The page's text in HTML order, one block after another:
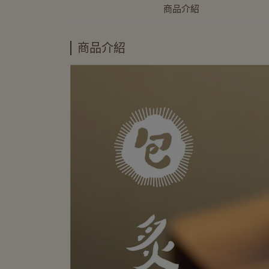
商品介紹
商品介紹